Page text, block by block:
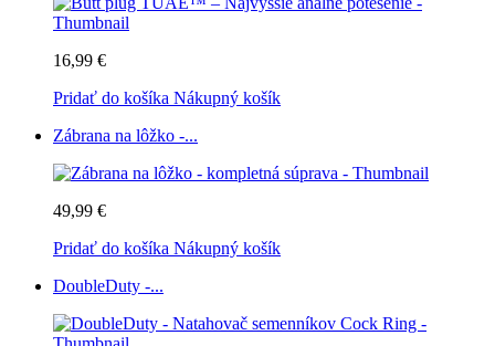
16,99 €
Pridať do košíka Nákupný košík
Zábrana na lôžko -...
49,99 €
Pridať do košíka Nákupný košík
DoubleDuty -...